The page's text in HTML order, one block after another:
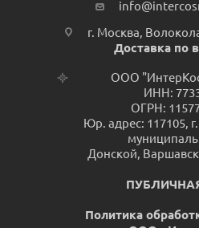
г. Москва,
Доставка по
ООО
ИНН:
ОГРН:
Юр. адрес: 117105,
Донской,
Политика